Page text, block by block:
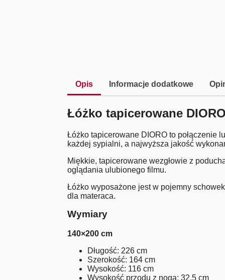
Opis Informacje dodatkowe
Łóżko tapicerowane
Łóżko tapicerowane DIORO to połączenie
każdej sypialni, a najwyższa jakość
Miękkie, tapicerowane wezgłowie z
oglądania ulubionego filmu.
Łóżko wyposażone jest w pojemny
dla materaca.
Wymiary
140×200 cm
Długość: 226 cm
Szerokość: 164 cm
Wysokość: 116 cm
Wysokość przodu z nogą: 32,5 cm